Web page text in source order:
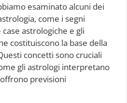
esaminato alcuni dei
come i segni
astrologiche e gli
costituiscono la base della
concetti sono cruciali
gli astrologi interpretano
previsioni